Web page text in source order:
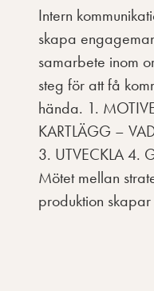
Intern
skapa
samarbete inom
steg för att få
hända. 1.
KARTLÄGG –
3. UTVECKLA 4.
Mötet mellan
produktion